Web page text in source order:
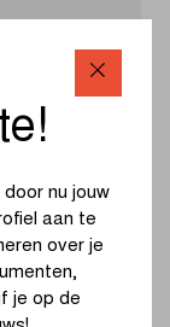
het in een
Swinkels.
nu jouw
aan te
over je
je op de